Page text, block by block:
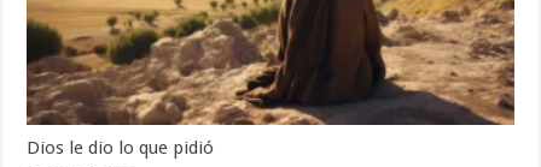
Dios le dio lo que pidió